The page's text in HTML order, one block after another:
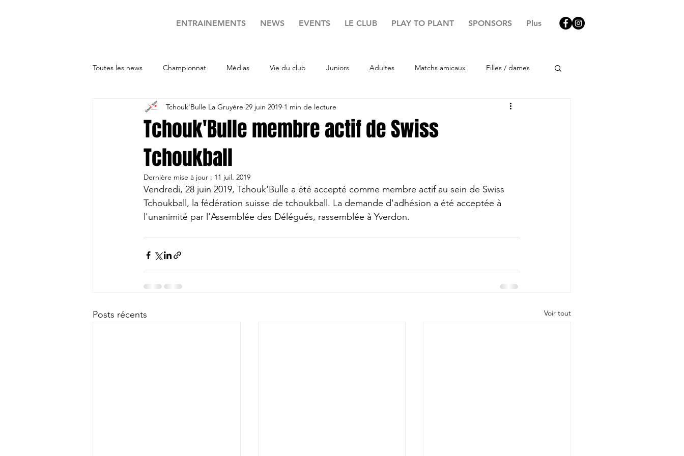
ENTRAINEMENTS NEWS EVENTS LE CLUB PLAY TO PLANT SPONSORS Plus
Toutes les news Championnat Médias Vie du club Juniors Adultes Matchs amicaux Filles / dames
Tchouk'Bulle membre actif de Swiss
Tchoukball
Tchouk'Bulle La Gruyère 29 juin 2019 1 min de lecture
Dernière mise à jour : 11 juil. 2019
Vendredi, 28 juin 2019, Tchouk'Bulle a été accepté comme membre actif au sein de Swiss
Tchoukball, la fédération suisse de tchoukball. La demande d'adhésion a été acceptée à
l'unanimité par l'Assemblée des Délégués, rassemblée à Yverdon.
Posts récents Voir tout